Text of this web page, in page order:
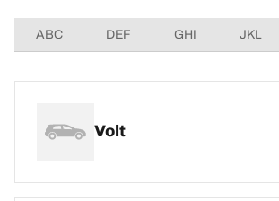
ABC DEF GHI JKL
Volt